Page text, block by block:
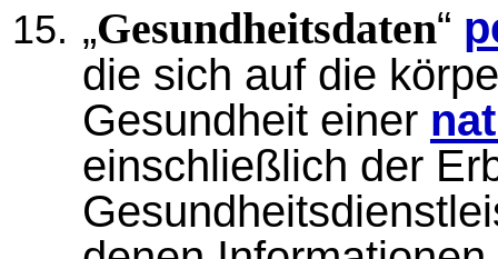
„Gesundheitsdaten“
die sich auf die
Gesundheit einer
einschließlich der